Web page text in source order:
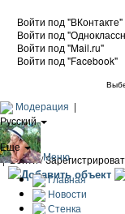
Войти под "ВКонтакте"
Войти под
Войти под "Mail.ru"
Войти под "Facebook"
Модерация |
Русский
|
Еще
|Войти /
Добавить объект
Меню
Главная
Новости
Стенка